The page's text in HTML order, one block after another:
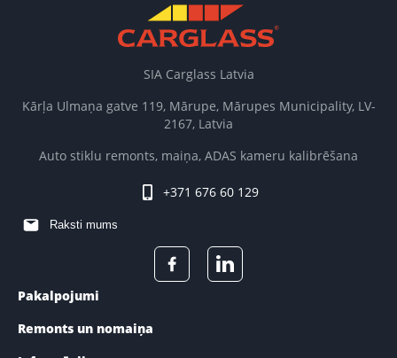
SIA Carglass Latvia
Kārļa Ulmaņa gatve 119, Mārupe, Mārupes Municipality, LV-
2167, Latvia
Auto stiklu remonts, maiņa, ADAS kameru kalibrēšana
+371 676 60 129
Raksti mums
Pakalpojumi
Remonts un nomaiņa